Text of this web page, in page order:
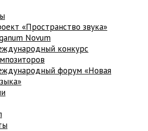
«Пространство звука»
Novum
конкурс
форум «Новая